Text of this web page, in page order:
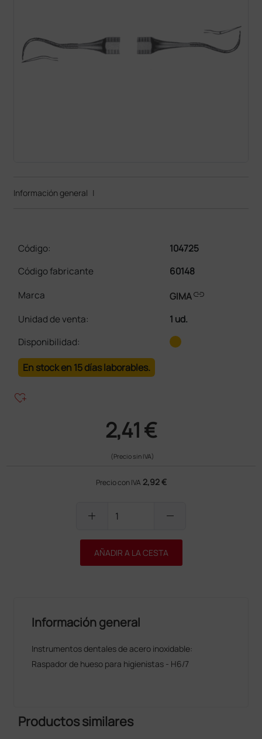
Información general |
Código:
104725
Código fabricante
60148
Marca
GIMAlink
Unidad de venta:
1 ud.
Disponibilidad:
En stock en 15 días laborables.
heart_plus
2,41 €
(Precio sin IVA)
Precio con IVA 2,92 €
add remove
AÑADIR A LA CESTA
Información general
Instrumentos dentales de acero inoxidable:
Raspador de hueso para higienistas - H6/7
Productos similares